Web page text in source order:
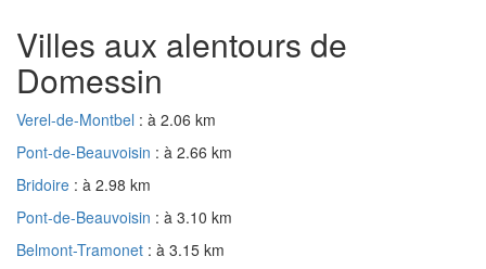
Villes aux alentours de
Domessin
Verel-de-Montbel : à 2.06 km
Pont-de-Beauvoisin : à 2.66 km
Bridoire : à 2.98 km
Pont-de-Beauvoisin : à 3.10 km
Belmont-Tramonet : à 3.15 km